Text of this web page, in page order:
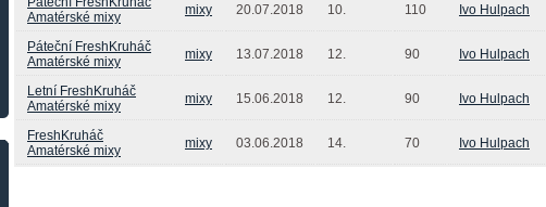
Amatérské mixy
mixy 20.07.2018 10. 110 Ivo Hulpach
Páteční FreshKruháč
Amatérské mixy
mixy 13.07.2018 12. 90 Ivo Hulpach
Letní FreshKruháč
Amatérské mixy
mixy 15.06.2018 12. 90 Ivo Hulpach
FreshKruháč
Amatérské mixy
mixy 03.06.2018 14. 70 Ivo Hulpach